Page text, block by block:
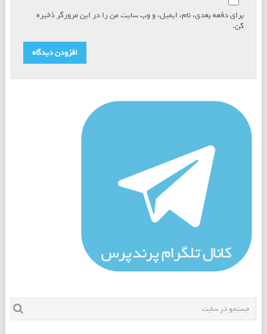
برای دفعه بعدی، نام، ایمیل، و وب سایت من را در این مرورگر ذخیره
کن.